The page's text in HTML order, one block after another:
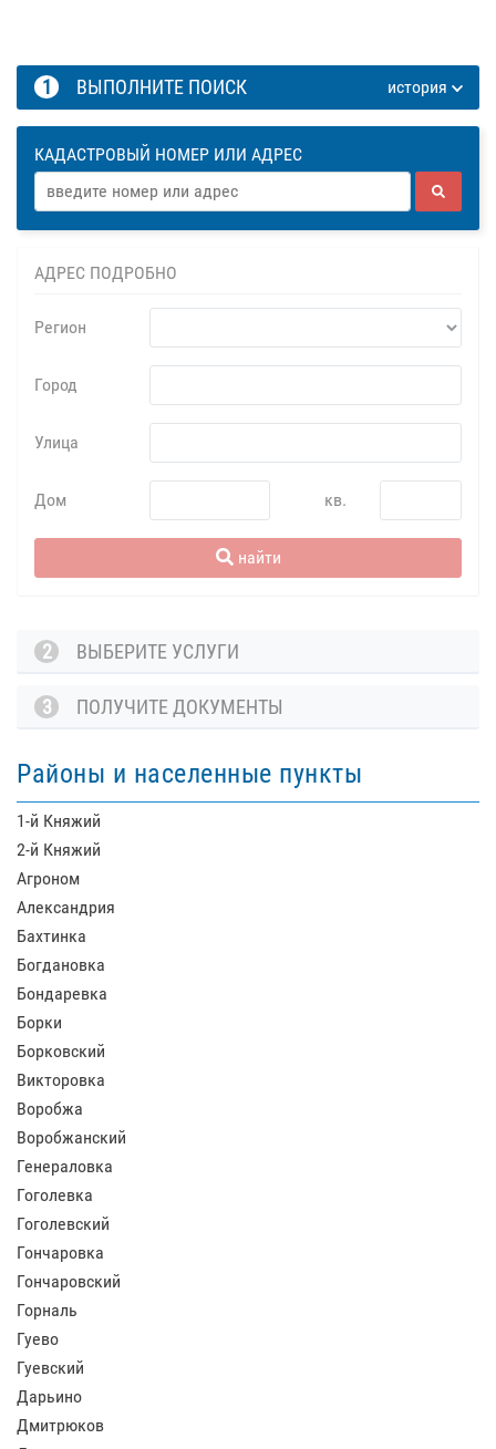
1 ВЫПОЛНИТЕ ПОИСК история
КАДАСТРОВЫЙ НОМЕР ИЛИ АДРЕС
АДРЕС ПОДРОБНО
Регион
Город
Улица
Дом кв.
найти
2 ВЫБЕРИТЕ УСЛУГИ
3 ПОЛУЧИТЕ ДОКУМЕНТЫ
Районы и населенные пункты
1-й Княжий
2-й Княжий
Агроном
Александрия
Бахтинка
Богдановка
Бондаревка
Борки
Борковский
Викторовка
Воробжа
Воробжанский
Генераловка
Гоголевка
Гоголевский
Гончаровка
Гончаровский
Горналь
Гуево
Гуевский
Дарьино
Дмитрюков